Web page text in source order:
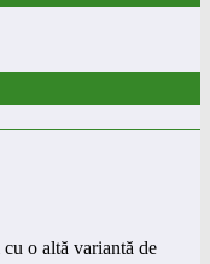
o altă variantă de